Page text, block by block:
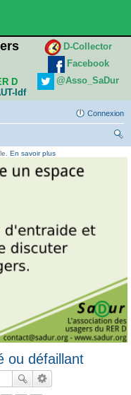
D
Idf
D-Collector
Facebook
@Asso_SaDur
Connexion
En savoir plus
ou défaillant